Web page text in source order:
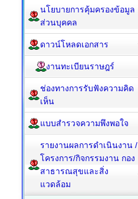
นโยบายการคุ้มครองข้อมูล
ส่วนบุคคล
ดาวน์โหลดเอกสาร
งานทะเบียนราษฎร์
ช่องทางการรับฟังความคิด
เห็น
แบบสำรวจความพึงพอใจ
รายงานผลการดำเนินงาน /
โครงการ/กิจกรรมงาน กอง
สาธารณสุขและสิ่ง
แวดล้อม